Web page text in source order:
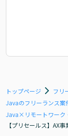
トップページ
フリ
Javaのフリーランス案
Java×リモートワーク
【プリセールス】AX